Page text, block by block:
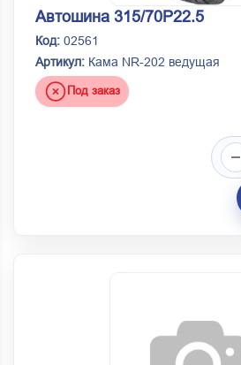
Автошина 315/70Р22.5
Код: 02561
Артикул: Кама NR-202 ведущая
Под заказ